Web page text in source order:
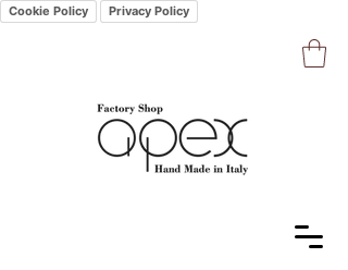
Cookie Policy Privacy Policy